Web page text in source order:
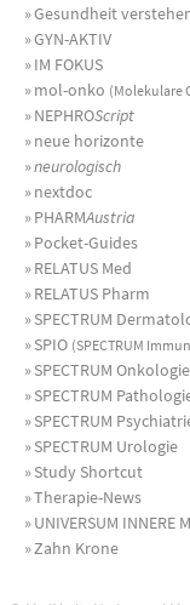
»Gesundheit
»GYN-AKTIV
»IM FOKUS
»mol-onko (Molekulare
»NEPHROScript
»neue horizonte
»neurologisch
»nextdoc
»PHARMAustria
»Pocket-Guides
»RELATUS Med
»RELATUS Pharm
»SPECTRUM
»SPIO (SPECTRUM
»SPECTRUM Onkologie
»SPECTRUM
»SPECTRUM
»SPECTRUM Urologie
»Study Shortcut
»Therapie-News
»UNIVERSUM INNERE
»Zahn Krone